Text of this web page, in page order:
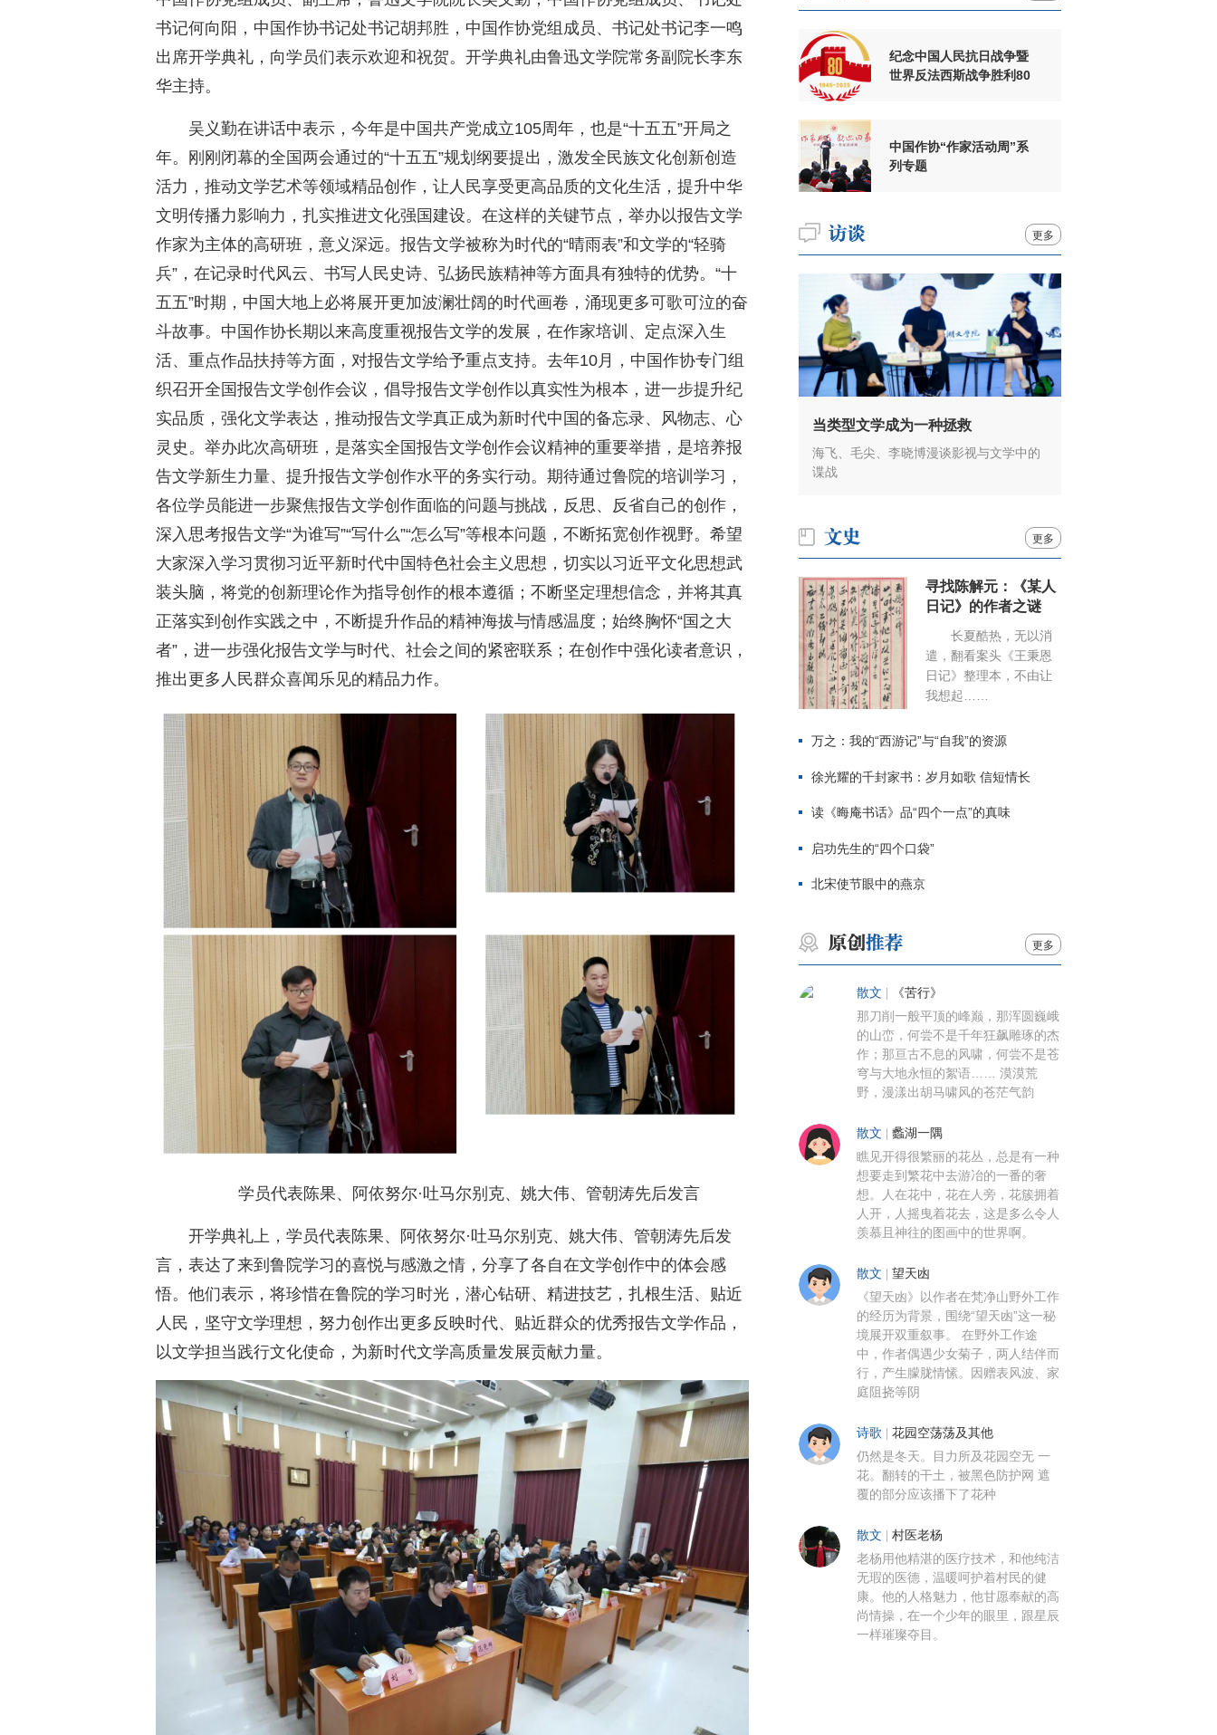
书记何向阳，中国作协书记处书记胡邦胜，中国作协党组成员、书记处书记李一鸣
出席开学典礼，向学员们表示欢迎和祝贺。开学典礼由鲁迅文学院常务副院长李东
华主持。
吴义勤在讲话中表示，今年是中国共产党成立105周年，也是“十五五”开局之
年。刚刚闭幕的全国两会通过的“十五五”规划纲要提出，激发全民族文化创新创造
活力，推动文学艺术等领域精品创作，让人民享受更高品质的文化生活，提升中华
文明传播力影响力，扎实推进文化强国建设。在这样的关键节点，举办以报告文学
作家为主体的高研班，意义深远。报告文学被称为时代的“晴雨表”和文学的“轻骑
兵”，在记录时代风云、书写人民史诗、弘扬民族精神等方面具有独特的优势。“十
五五”时期，中国大地上必将展开更加波澜壮阔的时代画卷，涌现更多可歌可泣的奋
斗故事。中国作协长期以来高度重视报告文学的发展，在作家培训、定点深入生
活、重点作品扶持等方面，对报告文学给予重点支持。去年10月，中国作协专门组
织召开全国报告文学创作会议，倡导报告文学创作以真实性为根本，进一步提升纪
实品质，强化文学表达，推动报告文学真正成为新时代中国的备忘录、风物志、心
灵史。举办此次高研班，是落实全国报告文学创作会议精神的重要举措，是培养报
告文学新生力量、提升报告文学创作水平的务实行动。期待通过鲁院的培训学习，
各位学员能进一步聚焦报告文学创作面临的问题与挑战，反思、反省自己的创作，
深入思考报告文学“为谁写”“写什么”“怎么写”等根本问题，不断拓宽创作视野。希望
大家深入学习贯彻习近平新时代中国特色社会主义思想，切实以习近平文化思想武
装头脑，将党的创新理论作为指导创作的根本遵循；不断坚定理想信念，并将其真
正落实到创作实践之中，不断提升作品的精神海拔与情感温度；始终胸怀“国之大
者”，进一步强化报告文学与时代、社会之间的紧密联系；在创作中强化读者意识，
推出更多人民群众喜闻乐见的精品力作。
学员代表陈果、阿依努尔·吐马尔别克、姚大伟、管朝涛先后发言
开学典礼上，学员代表陈果、阿依努尔·吐马尔别克、姚大伟、管朝涛先后发
言，表达了来到鲁院学习的喜悦与感激之情，分享了各自在文学创作中的体会感
悟。他们表示，将珍惜在鲁院的学习时光，潜心钻研、精进技艺，扎根生活、贴近
人民，坚守文学理想，努力创作出更多反映时代、贴近群众的优秀报告文学作品，
以文学担当践行文化使命，为新时代文学高质量发展贡献力量。
纪念中国人民抗日战争暨
世界反法西斯战争胜利80
中国作协“作家活动周”系
列专题
更多
当类型文学成为一种拯救
海飞、毛尖、李晓博漫谈影视与文学中的
谍战
更多
寻找陈解元：《某人
日记》的作者之谜
长夏酷热，无以消
遣，翻看案头《王秉恩
日记》整理本，不由让
我想起……
万之：我的“西游记”与“自我”的资源
徐光耀的千封家书：岁月如歌 信短情长
读《晦庵书话》品“四个一点”的真味
启功先生的“四个口袋”
北宋使节眼中的燕京
更多
散文 《苦行》
那刀削一般平顶的峰巅，那浑圆巍峨
的山峦，何尝不是千年狂飙雕琢的杰
作；那亘古不息的风啸，何尝不是苍
穹与大地永恒的絮语…… 漠漠荒
野，漫漾出胡马啸风的苍茫气韵
散文 蠡湖一隅
瞧见开得很繁丽的花丛，总是有一种
想要走到繁花中去游冶的一番的奢
想。人在花中，花在人旁，花簇拥着
人开，人摇曳着花去，这是多么令人
羡慕且神往的图画中的世界啊。
散文 望天凼
《望天凼》以作者在梵净山野外工作
的经历为背景，围绕“望天凼”这一秘
境展开双重叙事。 在野外工作途
中，作者偶遇少女菊子，两人结伴而
行，产生朦胧情愫。因赠表风波、家
庭阻挠等阴
诗歌 花园空荡荡及其他
仍然是冬天。目力所及花园空无 一
花。翻转的干土，被黑色防护网 遮
覆的部分应该播下了花种
散文 村医老杨
老杨用他精湛的医疗技术，和他纯洁
无瑕的医德，温暖呵护着村民的健
康。他的人格魅力，他甘愿奉献的高
尚情操，在一个少年的眼里，跟星辰
一样璀璨夺目。